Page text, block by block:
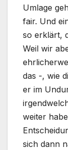
Umlage
fair. Und
so erklärt,
Weil wir
das -, wie
er im
weiter
sich dann